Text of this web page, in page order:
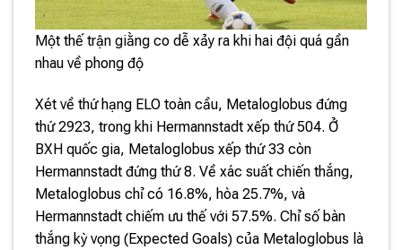
Một thế trận giằng co dễ xảy ra khi hai đội quá gần
nhau về phong độ
Xét về thứ hạng ELO toàn cầu, Metaloglobus đứng
thứ 2923, trong khi Hermannstadt xếp thứ 504. Ở
BXH quốc gia, Metaloglobus xếp thứ 33 còn
Hermannstadt đứng thứ 8. Về xác suất chiến thắng,
Metaloglobus chỉ có 16.8%, hòa 25.7%, và
Hermannstadt chiếm ưu thế với 57.5%. Chỉ số bàn
thắng kỳ vọng (Expected Goals) của Metaloglobus là